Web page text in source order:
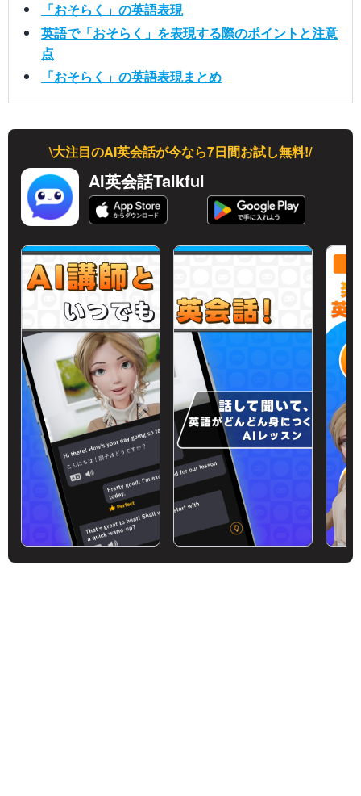
「おそらく」の英語表現
英語で「おそらく」を表現する際のポイントと注意
点
「おそらく」の英語表現まとめ
\大注目のAI英会話が今なら7日間お試し無料!/
AI英会話Talkful